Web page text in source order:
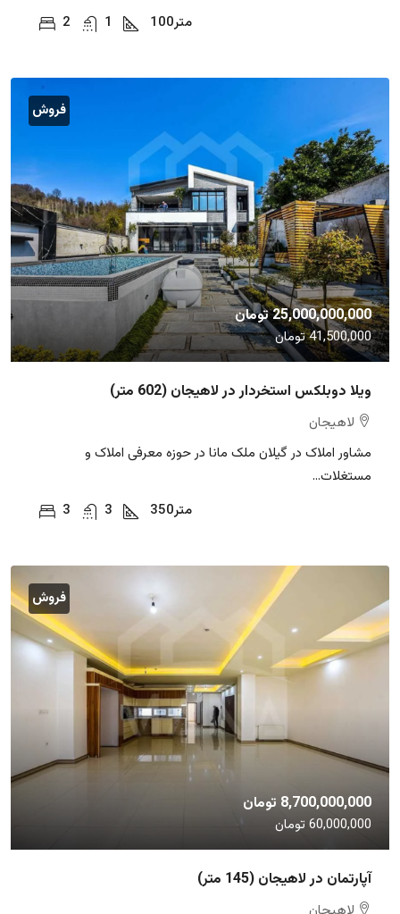
2
1 100متر
فروش
25,000,000,000 تومان
41,500,000 تومان
ویلا دوبلکس استخردار در لاهیجان (602 متر)
لاهیجان
مشاور املاک در گیلان ملک مانا در حوزه معرفی املاک و
مستغلات...
3
3 350متر
فروش
8,700,000,000 تومان
60,000,000 تومان
آپارتمان در لاهیجان (145 متر)